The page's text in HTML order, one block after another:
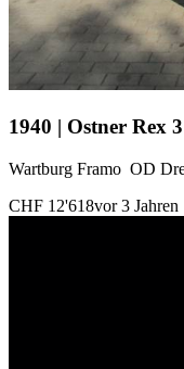
1940 | Ostner Rex 3
Wartburg Framo OD
CHF 12'618vor 3 Jahren